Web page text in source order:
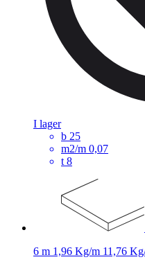
I lager
b 25
m2/m 0,07
t 8
6 m 1,96 Kg/m 11,76